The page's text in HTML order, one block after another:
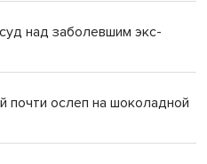
над заболевшим экс-
почти ослеп на шоколадной